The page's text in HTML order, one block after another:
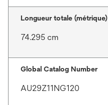
Longueur totale (métrique)
74.295 cm
Global Catalog Number
AU29Z11NG120